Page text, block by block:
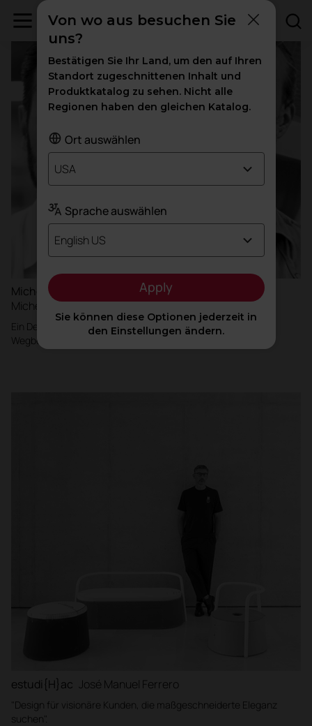
Michele Menescardi y Cristian Gori
Michele Menescardi y Cristian Gori
Ein Design, das sich von einem statischen Element zu einem
Wegbereiter wandelt.
estudi{H}ac José Manuel Ferrero
"Design für visionäre Kunden, die maßgeschneiderte Eleganz
suchen".
Von wo aus besuchen Sie
uns?
Bestätigen Sie Ihr Land, um den auf Ihren
Standort zugeschnittenen Inhalt und
Produktkatalog zu sehen. Nicht alle
Regionen haben den gleichen Katalog.
Ort auswählen
USA
Sprache auswählen
English US
Apply
Sie können diese Optionen jederzeit in
den Einstellungen ändern.